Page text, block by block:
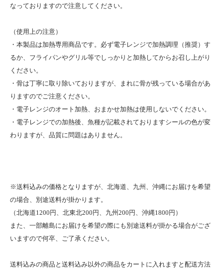
なっておりますので注意してください。
（使用上の注意）
・本製品は加熱専用商品です。必ず電子レンジで加熱調理（推奨）す
るか、フライパンやグリル等でしっかりと加熱してからお召し上がり
ください。
・骨は丁寧に取り除いておりますが、まれに骨が残っている場合があ
りますのでご注意ください。
・電子レンジのオート加熱、おまかせ加熱は使用しないでください。
・電子レンジでの加熱後、魚種が記載されておりますシールの色が変
わりますが、品質に問題はありません。
※送料込みの価格となりますが、北海道、九州、沖縄にお届けを希望
の場合、別途送料が掛かります。
（北海道1200円、北東北200円、九州200円、沖縄1800円）
また、一部離島にお届けを希望の際にも別途送料が掛かる場合がござ
いますので何卒、ご了承ください。
送料込みの商品と送料込み以外の商品をカートに入れますと配送方法